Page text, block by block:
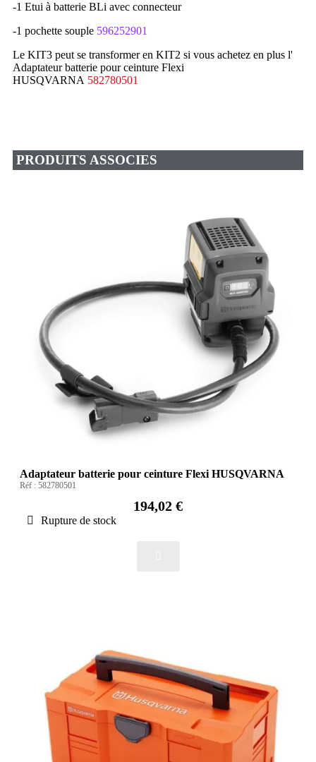
-1 Etui à batterie BLi avec connecteur
-1 pochette souple 596252901
Le KIT3 peut se transformer en KIT2 si vous achetez en plus l'
Adaptateur batterie pour ceinture Flexi
HUSQVARNA 582780501
PRODUITS ASSOCIES
Adaptateur batterie pour ceinture Flexi HUSQVARNA
Réf : 582780501
194,02 €
Rupture de stock